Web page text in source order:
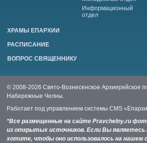
Информационный
отдел
ХРАМЫ ЕПАРХИИ
РАСПИСАНИЕ
ВОПРОС СВЯЩЕННИКУ
© 2008-2026 Свято-Вознесенское Архиерейское
Набережные Челны.
Работает под управлением системы CMS
*Все размещенные на сайте Pravchelny.ru
из открытых источников. Если Вы
хотите, чтобы оно использовалось на нашем